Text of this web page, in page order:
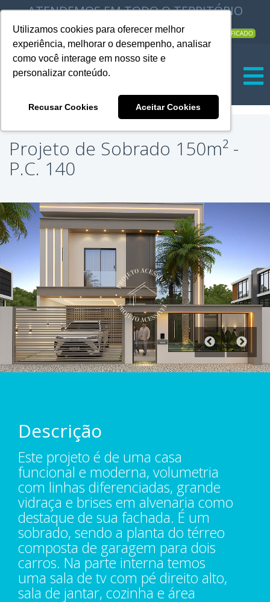
Utilizamos cookies para oferecer melhor
experiência, melhorar o desempenho, analisar
como você interage em nosso site e
personalizar conteúdo.
Recusar Cookies Aceitar Cookies
ATENDEMOS EM TODO O TERRITÓRIO
NACIONAL |
|
Projeto de Sobrado 150m² -
P.C. 140
Descrição
Este projeto é de uma casa
funcional e moderna, volumetria
com linhas diferenciadas, grande
vidraça e brises em alvenaria como
destaque de sua fachada. É um
sobrado, sendo a planta do térreo
composta de garagem para dois
carros. Na parte interna temos
uma sala de tv com pé direito alto,
sala de jantar, cozinha e área